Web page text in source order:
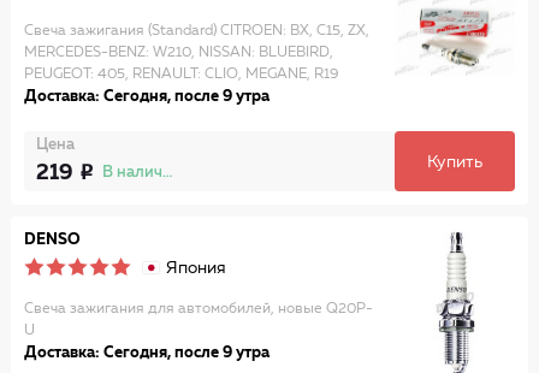
Свеча зажигания (Standard) CITROEN: BX, C15, ZX,
MERCEDES-BENZ: W210, NISSAN: BLUEBIRD,
PEUGEOT: 405, RENAULT: CLIO, MEGANE, R19
Доставка: Сегодня, после 9 утра
Цена
219 В наличии
Купить
DENSO
Япония
Свеча зажигания для автомобилей, новые Q20P-
U
Доставка: Сегодня, после 9 утра